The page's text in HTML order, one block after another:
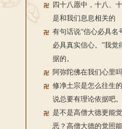
四十八愿中，十八、
是和我们息息相关的
有句话说“信心必具名
必具真实信心。”我觉
据的。
阿弥陀佛在我们心里
修净土宗是怎么往生
说总要有理论依据吧。
是不是高僧大德更能
恶？高僧大德的觉照